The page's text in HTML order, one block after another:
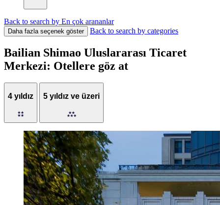
Back to search by En çok arananlar
Daha fazla seçenek göster Back to search by categories
Bailian Shimao Uluslararası Ticaret
Merkezi: Otellere göz at
4 yıldız 5 yıldız ve üzeri